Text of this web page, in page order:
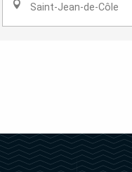
Saint-Jean-de-Côle